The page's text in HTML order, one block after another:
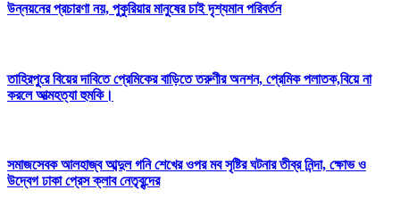
উন্নয়নের প্রচারণা নয়, পুকুরিয়ার মানুষের চাই দৃশ্যমান পরিবর্তন
তাহিরপুরে বিয়ের দাবিতে প্রেমিকের বাড়িতে তরুণীর অনশন, প্রেমিক পলাতক,বিয়ে না
করলে আত্মহত্যা হুমকি।
সমাজসেবক আলহাজ্ব আব্দুল গনি শেখের ওপর মব সৃষ্টির ঘটনার তীব্র নিন্দা, ক্ষোভ ও
উদ্বেগ ঢাকা প্রেস ক্লাব নেতৃবৃন্দের